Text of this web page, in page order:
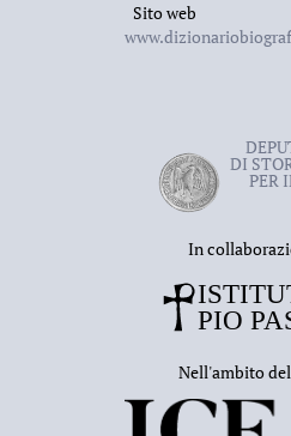
Sito web
DI
PER
In
Nell'ambito